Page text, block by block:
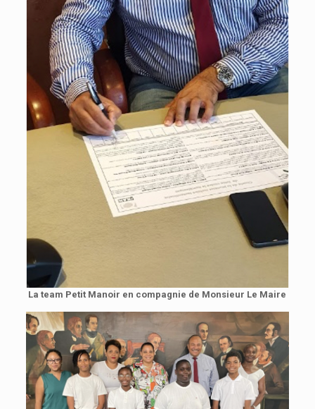
La team Petit Manoir en compagnie de Monsieur Le Maire